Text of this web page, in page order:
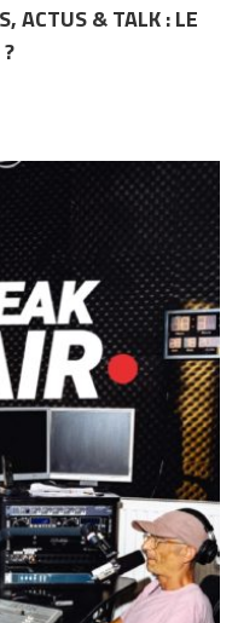
ACTUS & TALK : LE